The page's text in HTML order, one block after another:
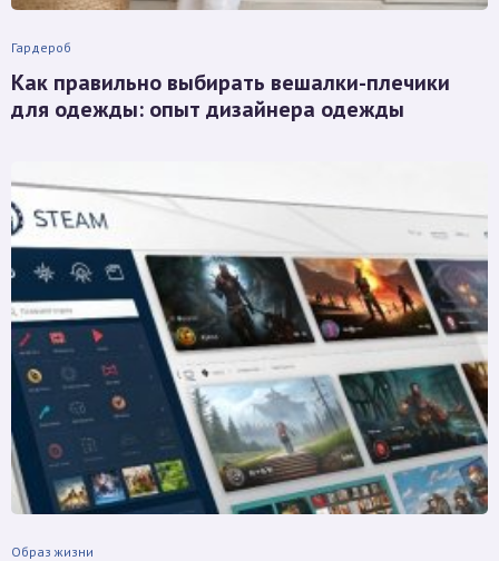
Гардероб
Как правильно выбирать вешалки-плечики
для одежды: опыт дизайнера одежды
Образ жизни